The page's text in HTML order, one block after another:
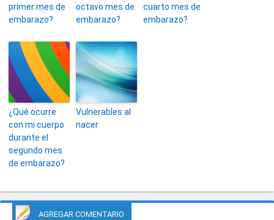
primer mes de
embarazo?
octavo mes de
embarazo?
cuarto mes de
embarazo?
¿Qué ocurre
con mi cuerpo
durante el
segundo mes
de embarazo?
Vulnerables al
nacer
AGREGAR COMENTARIO